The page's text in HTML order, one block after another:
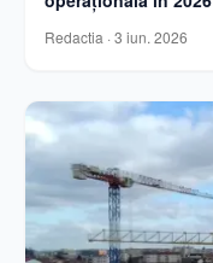
Redactia · 3 iun. 2026